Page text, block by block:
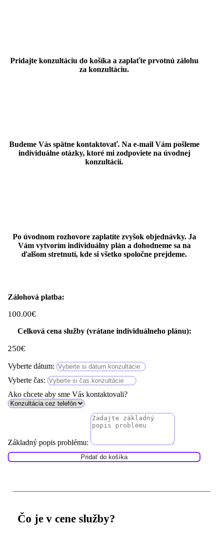
Pridajte konzultáciu do košíka a zaplaťte prvotnú zálohu
za konzultáciu.
Budeme Vás spätne kontaktovať. Na e-mail Vám pošleme
individuálne otázky, ktoré mi zodpoviete na úvodnej
konzultácií.
Po úvodnom rozhovore zaplatíte zvyšok objednávky. Ja
Vám vytvorím individuálny plán a dohodneme sa na
ďalšom stretnutí, kde si všetko spoločne prejdeme.
Zálohová platba:
100.00€
Celková cena služby (vrátane individuálneho plánu):
250€
Vyberte dátum:
Vyberte čas:
Ako chcete aby sme Vás kontaktovali?
Základný popis problému:
Pridať do košíka
Čo je v cene služby?